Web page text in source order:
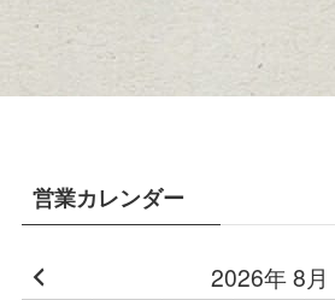
営業カレンダー
2026年 8月